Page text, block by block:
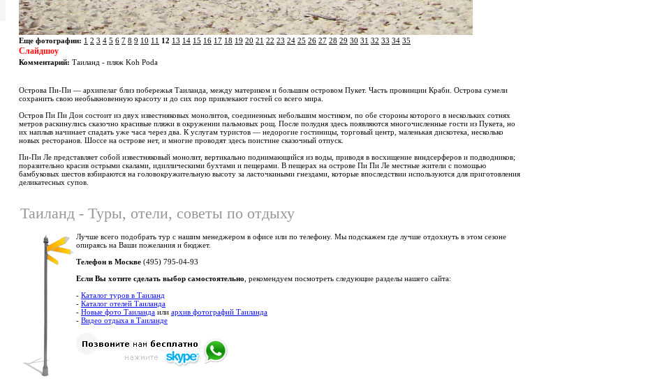
Еще фотографии: 1 2 3 4 5 6 7 8 9 10 11 12 13 14 15 16 17 18 19 20 21 22 23 24 25 26 27 28 29 30 31 32 33 34 35
Слайдшоу
Комментарий: Таиланд - пляж Koh Poda
Острова Пи-Пи — архипелаг близ побережья Таиланда, между материком и большим островом Пукет. Часть провинции Краби. Острова сумели
сохранить свою необыкновенную красоту и до сих пор привлекают гостей со всего мира.
Остров Пи Пи Дон состоит из двух известня­ковых монолитов, соединенных неболь­шим мостиком, по обе стороны которого в нескольких сотнях
метров раскину­лись сказочно красивые пляжи в окру­жении пальмовых рощ. После полудня здесь появляются многочисленные гос­ти из Пукета, но
их наплыв начинает спадать уже часа через два. К услугам туристов — недорогие гостиницы, тор­говый центр, маленькая дискотека, не­сколько
новых ресторанов. Шоссе на острове нет, и многие проводят здесь поистине сказочный отпуск.
Пи-Пи Ле представляет собой известняковый монолит, верти­кально поднимающийся из воды, при­водя в восхищение виндсерферов и подводников;
поразительно красив острыми скалами, идиллическими бухтами и пещерами. В пещерах на острове Пи Пи Ле местные жители с помо­щью
бамбуковых шестов взбираются на головокружительную высоту за лас­точкиными гнездами, которые впоследствии используются для приготовления
деликатесных супов.
Таиланд - Туры, отели, советы по отдыху
Лучше всего подобрать тур с нашим менеджером в офисе или по телефону. Мы подскажем где лучше отдохнуть в этом сезоне
опираясь на Ваши пожелания и бюджет.
Телефон в Москве (495) 795-04-93
Если Вы хотите сделать выбор самостоятельно , рекомендуем посмотреть следующие разделы нашего сайта:
- Каталог туров в Таиланд
- Каталог отелей Таиланда
- Новые фото Таиланда или архив фотографий Таиланда
- Видео отдыха в Таиланде